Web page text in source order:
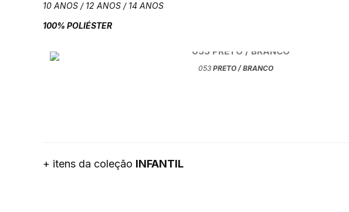
10 ANOS / 12 ANOS / 14 ANOS
100% POLIÉSTER
053PRETO / BRANCO
+ itens da coleção INFANTIL